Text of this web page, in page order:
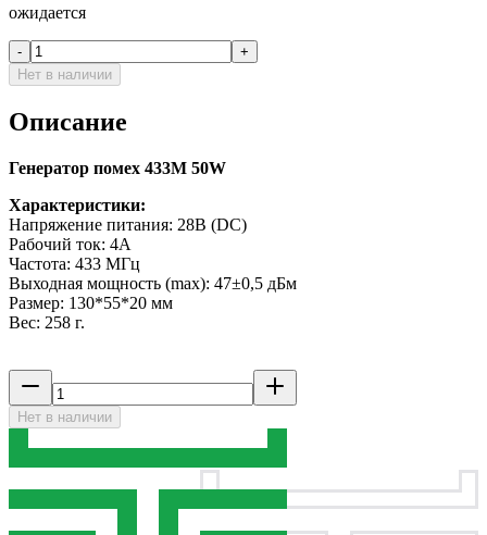
ожидается
-
+
Нет в наличии
Описание
Генератор помех 433M 50W
Характеристики:
Напряжение питания: 28В (DC)
Рабочий ток: 4А
Частота: 433 МГц
Выходная мощность (max): 47±0,5 дБм
Размер: 130*55*20 мм
Вес: 258 г.
Нет в наличии